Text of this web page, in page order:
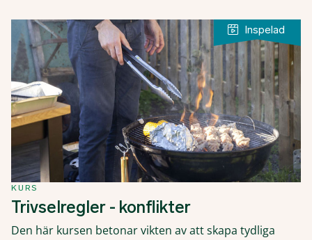
KURS
Trivselregler - konflikter
Den här kursen betonar vikten av att skapa tydliga